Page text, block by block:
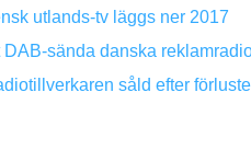
utlands-tv läggs ner 2017
sända danska
såld efter